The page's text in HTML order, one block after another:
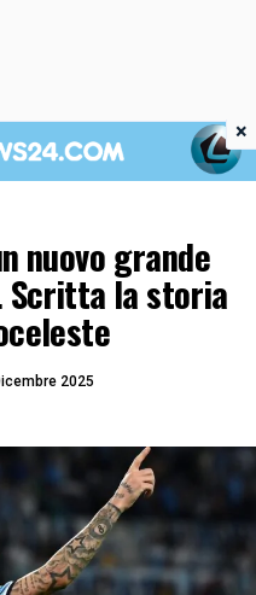
nuovo grande
Scritta la storia
2025
×